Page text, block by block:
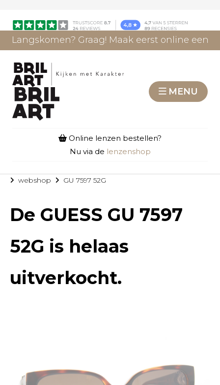
Langskomen? Graag! Maak eerst online een
MENU
Online lenzen bestellen?
Nu via de lenzenshop
webshop GU 7597 52G
De GUESS GU 7597
52G is helaas
uitverkocht.